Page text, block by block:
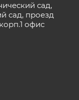
сад,
сад, проезд
офис